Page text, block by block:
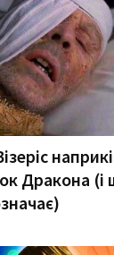
Дракона